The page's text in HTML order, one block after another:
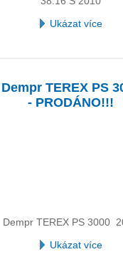
Ukázat více
Dempr TEREX PS
- PRODÁNO!!!
Dempr TEREX PS 3000
Ukázat více